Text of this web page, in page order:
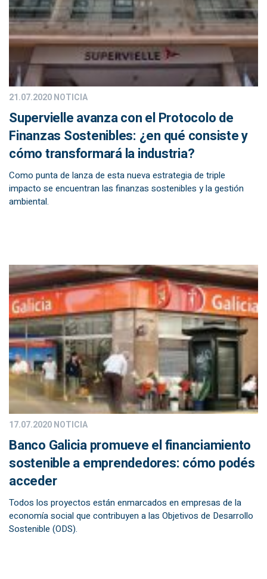
21.07.2020NOTICIA
Supervielle avanza con el Protocolo de
Finanzas Sostenibles: ¿en qué consiste y
cómo transformará la industria?
Como punta de lanza de esta nueva estrategia de triple
impacto se encuentran las finanzas sostenibles y la gestión
ambiental.
17.07.2020NOTICIA
Banco Galicia promueve el financiamiento
sostenible a emprendedores: cómo podés
acceder
Todos los proyectos están enmarcados en empresas de la
economía social que contribuyen a las Objetivos de Desarrollo
Sostenible (ODS).